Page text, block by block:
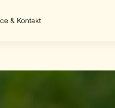
& Kontakt